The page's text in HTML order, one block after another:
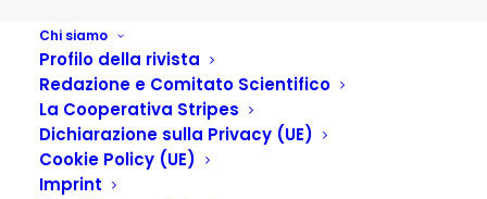
Chi siamo
Profilo della rivista
Redazione e Comitato Scientifico
La Cooperativa Stripes
Dichiarazione sulla Privacy (UE)
Cookie Policy (UE)
Imprint